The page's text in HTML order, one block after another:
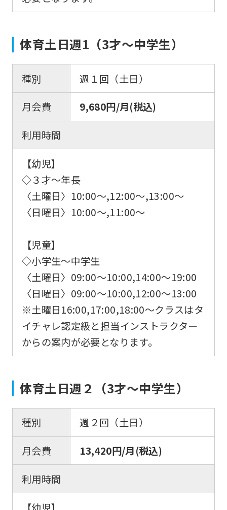
体育土日週1（3才～中学生）
種別
週１回（土日）
月会費
9,680円/月(税込)
利用時間
【幼児】
◇３才～年長
〈土曜日〉10:00～,12:00～,13:00～
〈日曜日〉10:00～,11:00～
【児童】
◇小学生～中学生
〈土曜日〉09:00～10:00,14:00～19:00
〈日曜日〉09:00～10:00,12:00～13:00
※土曜日16:00,17:00,18:00～クラスはタ
イチャレ認定級と担当インストラクター
からの案内が必要となります。
体育土日週２（3才～中学生）
種別
週２回（土日）
月会費
13,420円/月(税込)
利用時間